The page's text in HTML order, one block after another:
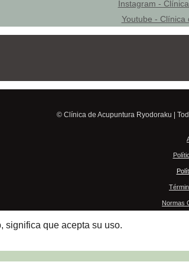
Instagram -
Youtube - Clínica
© Clínica de Acupuntura Ryodoraku |
Normas
significa que acepta su uso.